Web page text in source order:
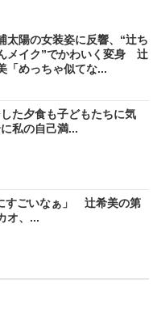
太陽の女装姿に反響、“辻ち
メイク”でかわいく変身 辻
「めっちゃ似てな...
た夕食も子どもたちに気
私の自己満...
すごいなぁ」 辻希美の第
オ、...